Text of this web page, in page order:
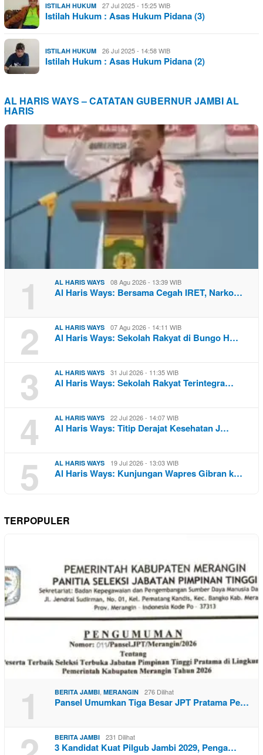
ISTILAH HUKUM 27 Jul 2025 - 15:25 WIB
Istilah Hukum : Asas Hukum Pidana (3)
ISTILAH HUKUM 26 Jul 2025 - 14:58 WIB
Istilah Hukum : Asas Hukum Pidana (2)
AL HARIS WAYS – CATATAN GUBERNUR JAMBI AL
HARIS
1 AL HARIS WAYS 08 Agu 2026 - 13:39 WIB
Al Haris Ways: Bersama Cegah IRET, Narko…
2 AL HARIS WAYS 07 Agu 2026 - 14:11 WIB
Al Haris Ways: Sekolah Rakyat di Bungo H…
3 AL HARIS WAYS 31 Jul 2026 - 11:35 WIB
Al Haris Ways: Sekolah Rakyat Terintegra…
4 AL HARIS WAYS 22 Jul 2026 - 14:07 WIB
Al Haris Ways: Titip Derajat Kesehatan J…
5 AL HARIS WAYS 19 Jul 2026 - 13:03 WIB
Al Haris Ways: Kunjungan Wapres Gibran k…
TERPOPULER
1 BERITA JAMBI, MERANGIN 276 Dilihat
Pansel Umumkan Tiga Besar JPT Pratama Pe…
BERITA JAMBI 231 Dilihat
3 Kandidat Kuat Pilgub Jambi 2029, Penga…